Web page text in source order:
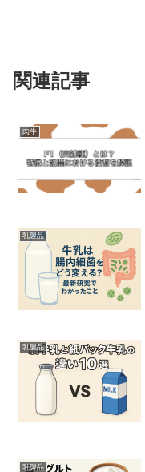
関連記事
肉牛
乳製品
乳製品
乳製品